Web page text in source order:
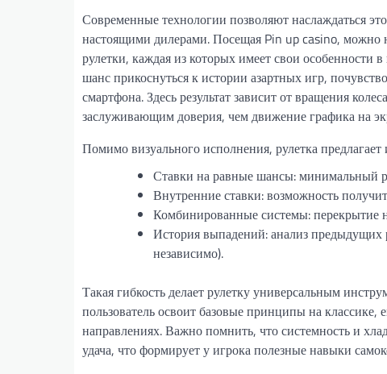
Современные технологии позволяют наслаждаться
настоящими дилерами. Посещая Pin up casino,
рулетки, каждая из которых имеет свои особенности
шанс прикоснуться к истории азартных игр,
смартфона. Здесь результат зависит от вращения
заслуживающим доверия, чем движение графика на
Помимо визуального исполнения, рулетка
Ставки на равные шансы: минимальный
Внутренние ставки: возможность
Комбинированные системы: перекрытие
История выпадений: анализ предыдущих
независимо).
Такая гибкость делает рулетку универсальным
пользователь освоит базовые принципы на
направлениях. Важно помнить, что системность и
удача, что формирует у игрока полезные навыки